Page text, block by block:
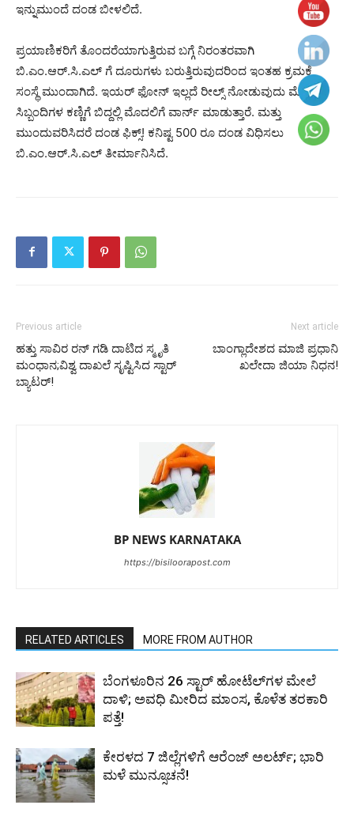
ಇನ್ನುಮುಂದೆ ದಂಡ ಬೀಳಲಿದೆ.
ಪ್ರಯಾಣಿಕರಿಗೆ ತೊಂದರೆಯಾಗುತ್ತಿರುವ ಬಗ್ಗೆ ನಿರಂತರವಾಗಿ
ಬಿ.ಎಂ.ಆರ್.ಸಿ.ಎಲ್‌ ಗೆ ದೂರುಗಳು ಬರುತ್ತಿರುವುದರಿಂದ ಇಂತಹ ಕ್ರಮಕ್ಕೆ
ಸಂಸ್ಥೆ ಮುಂದಾಗಿದೆ. ಇಯರ್ ಫೋನ್ ಇಲ್ಲದೆ ರೀಲ್ಸ್‌ ನೋಡುವುದು ಮೆಟ್ರೋ
ಸಿಬ್ಬಂದಿಗಳ ಕಣ್ಣಿಗೆ ಬಿದ್ದಲ್ಲಿ ಮೊದಲಿಗೆ ವಾರ್ನ್‌ ಮಾಡುತ್ತಾರೆ. ಮತ್ತು
ಮುಂದುವರಿಸಿದರೆ ದಂಡ ಫಿಕ್ಸ್!‌ ಕನಿಷ್ಟ 500 ರೂ ದಂಡ ವಿಧಿಸಲು
ಬಿ.ಎಂ.ಆರ್.ಸಿ.ಎಲ್‌ ತೀರ್ಮಾನಿಸಿದೆ.
Previous article
ಹತ್ತು ಸಾವಿರ ರನ್ ಗಡಿ ದಾಟಿದ ಸ್ಮೃತಿ
ಮಂಧಾನ;ವಿಶ್ವ ದಾಖಲೆ ಸೃಷ್ಟಿಸಿದ ಸ್ಟಾರ್
ಬ್ಯಾಟರ್!
Next article
ಬಾಂಗ್ಲಾದೇಶದ ಮಾಜಿ ಪ್ರಧಾನಿ
ಖಲೇದಾ ಜಿಯಾ ನಿಧನ!
BP NEWS KARNATAKA
https://bisiloorapost.com
RELATED ARTICLES MORE FROM AUTHOR
ಬೆಂಗಳೂರಿನ 26 ಸ್ಟಾರ್‌ ಹೋಟೆಲ್‌ಗಳ ಮೇಲೆ
ದಾಳಿ; ಅವಧಿ ಮೀರಿದ ಮಾಂಸ, ಕೊಳೆತ ತರಕಾರಿ
ಪತ್ತೆ!
ಕೇರಳದ 7 ಜಿಲ್ಲೆಗಳಿಗೆ ಆರೆಂಜ್ ಅಲರ್ಟ್; ಭಾರಿ
ಮಳೆ ಮುನ್ಸೂಚನೆ!